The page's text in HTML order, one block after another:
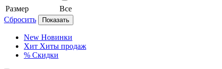
Размер
Все
Сбросить
Показать
New Новинки
Хит Хиты продаж
% Скидки